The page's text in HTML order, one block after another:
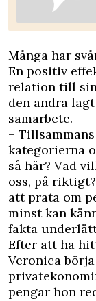
Många har
En positiv
relation till sin
den andra
samarbete.
–
kategorierna
så här? Vad
oss, på
att prata om
minst kan
fakta
Efter att ha
Veronica
pengar hon